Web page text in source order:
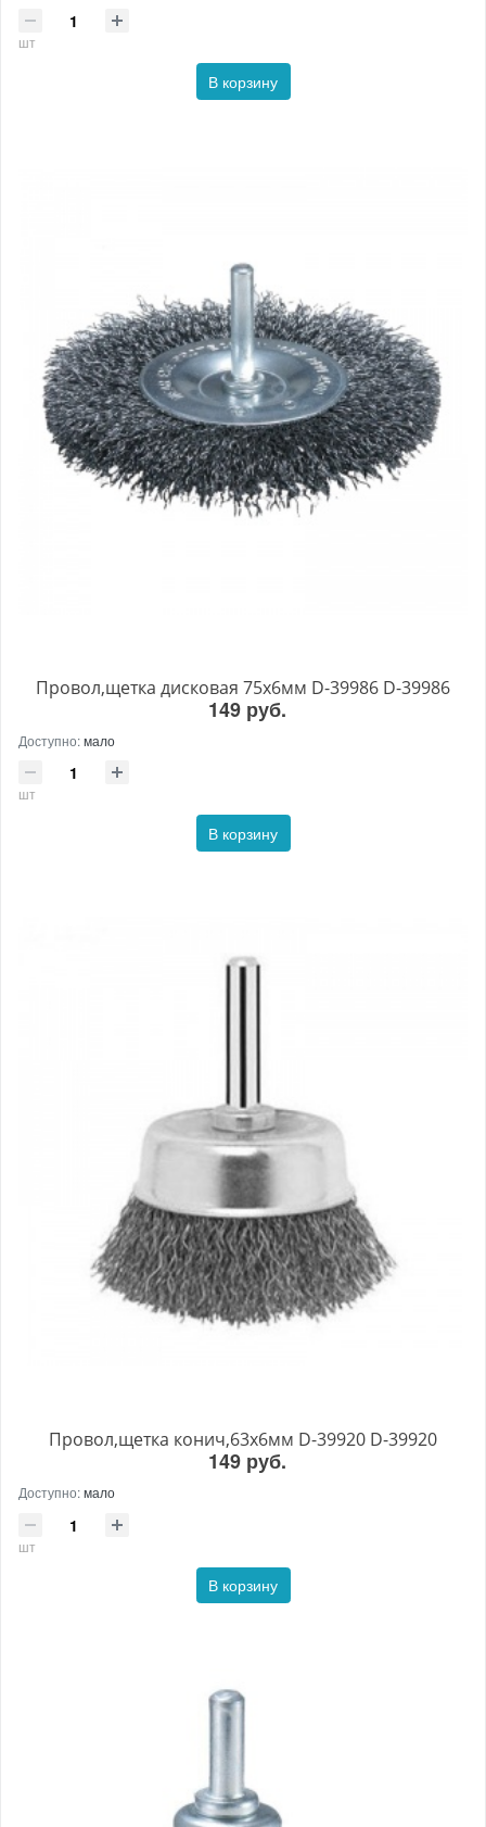
шт
В корзину
Провол,щетка дисковая 75х6мм D-39986 D-39986
149 руб.
Доступно:мало
шт
В корзину
Провол,щетка конич,63х6мм D-39920 D-39920
149 руб.
Доступно:мало
шт
В корзину